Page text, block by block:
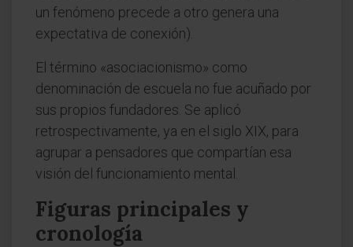
un fenómeno precede a otro genera una
expectativa de conexión).
El término «asociacionismo» como
denominación de escuela no fue acuñado por
sus propios fundadores. Se aplicó
retrospectivamente, ya en el siglo XIX, para
agrupar a pensadores que compartían esa
visión del funcionamiento mental.
Figuras principales y
cronología